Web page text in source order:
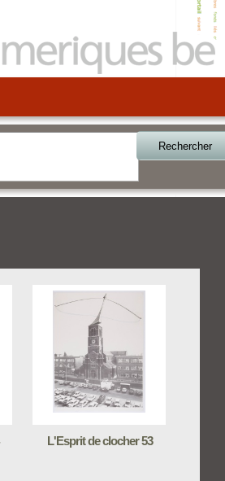
Rechercher
L'Esprit de clocher 53